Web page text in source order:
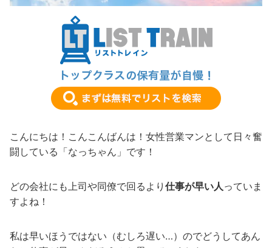
こんにちは！こんこんばんは！女性営業マンとして日々奮
闘している「なっちゃん」です！
どの会社にも上司や同僚で回るより 仕事が早い人 っていま
すよね！
私は早いほうではない（むしろ遅い…）のでどうしてあん